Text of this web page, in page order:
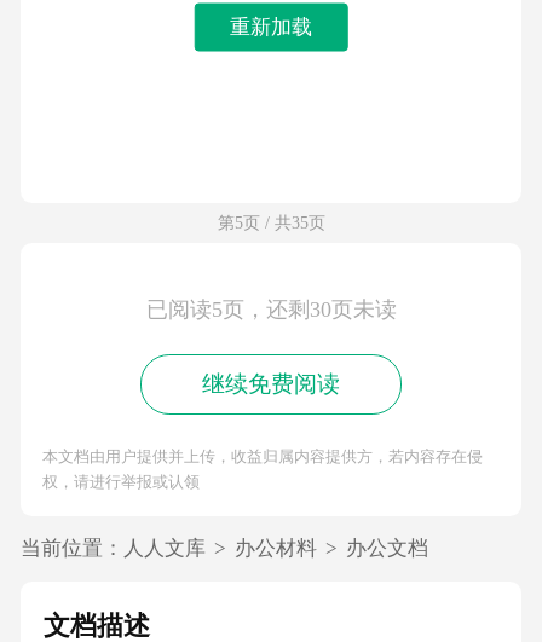
重新加载
第5页 / 共35页
已阅读5页，还剩30页未读
继续免费阅读
本文档由用户提供并上传，收益归属内容提供方，若内容存在侵
权，请进行举报或认领
当前位置： 人人文库 > 办公材料 > 办公文档
文档描述